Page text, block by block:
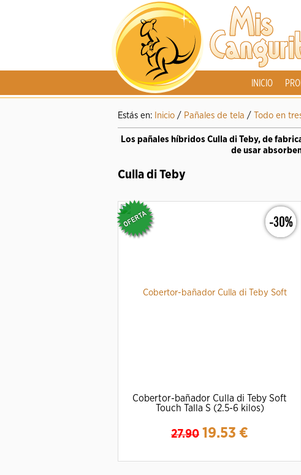
INICIO
Estás en: Inicio / Pañales de tela / Todo en
Los pañales híbridos Culla di Teby, de
de usar
Culla di Teby
-30%
Cobertor-bañador Culla di Teby Soft
Touch Talla S (2.5-6 kilos)
27.90 19.53 €